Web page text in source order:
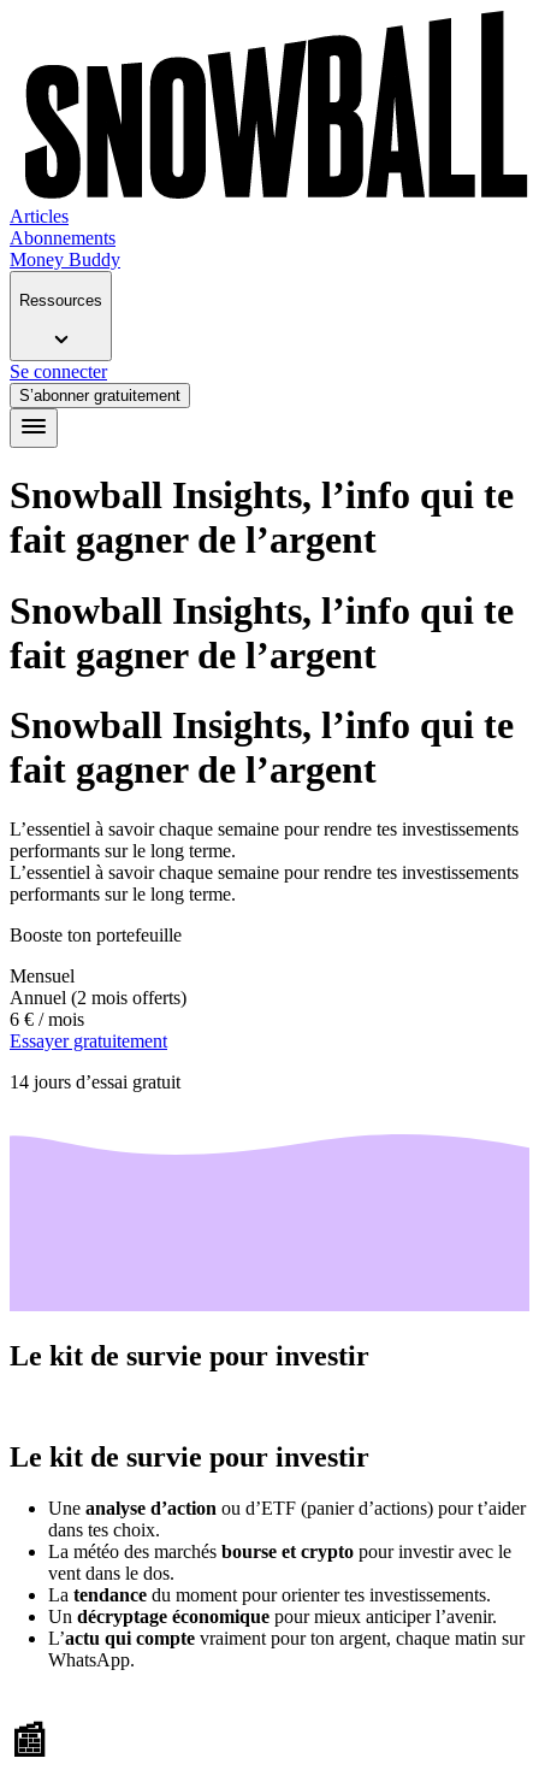
Articles
Abonnements
Money Buddy
Ressources
Se connecter
S’abonner gratuitement
Snowball Insights, l’info qui te
fait gagner de l’argent
Snowball Insights, l’info qui te
fait gagner de l’argent
Snowball Insights, l’info qui te
fait gagner de l’argent
L’essentiel à savoir chaque semaine pour rendre tes investissements
performants sur le long terme.
L’essentiel à savoir chaque semaine pour rendre tes investissements
performants sur le long terme.
Booste ton portefeuille
Mensuel
Annuel (2 mois offerts)
6 € / mois
Essayer gratuitement
14 jours d’essai gratuit
Le kit de survie pour investir
Le kit de survie pour investir
Une analyse d’action ou d’ETF (panier d’actions) pour t’aider
dans tes choix.
La météo des marchés bourse et crypto pour investir avec le
vent dans le dos.
La tendance du moment pour orienter tes investissements.
Un décryptage économique pour mieux anticiper l’avenir.
L’actu qui compte vraiment pour ton argent, chaque matin sur
WhatsApp.
📰